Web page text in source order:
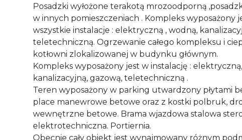
Posadzki wyłożone terakotą mrozoodporną
w innych pomieszczeniach . Kompleks wyposażony
wszystkie instalacje : elektryczną , wodną,
teletechniczną. Ogrzewanie całego kompleksu i
kotłowni zlokalizowanej w budynku głównym.
Kompleks wyposażony jest w instalację :
kanalizacyjną, gazową, teletechniczną .
Teren wyposażony w parking utwardzony płytami
place manewrowe betowe oraz z kostki polbruk,
wewnętrzne betowe. Brama wjazdowa stalowa
elektrotechniczna. Portiernia.
Obecnie cały obiekt jest wynajmowany różnym